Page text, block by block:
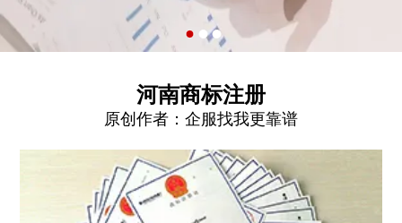
河南商标注册
原创作者： 企服找我更靠谱